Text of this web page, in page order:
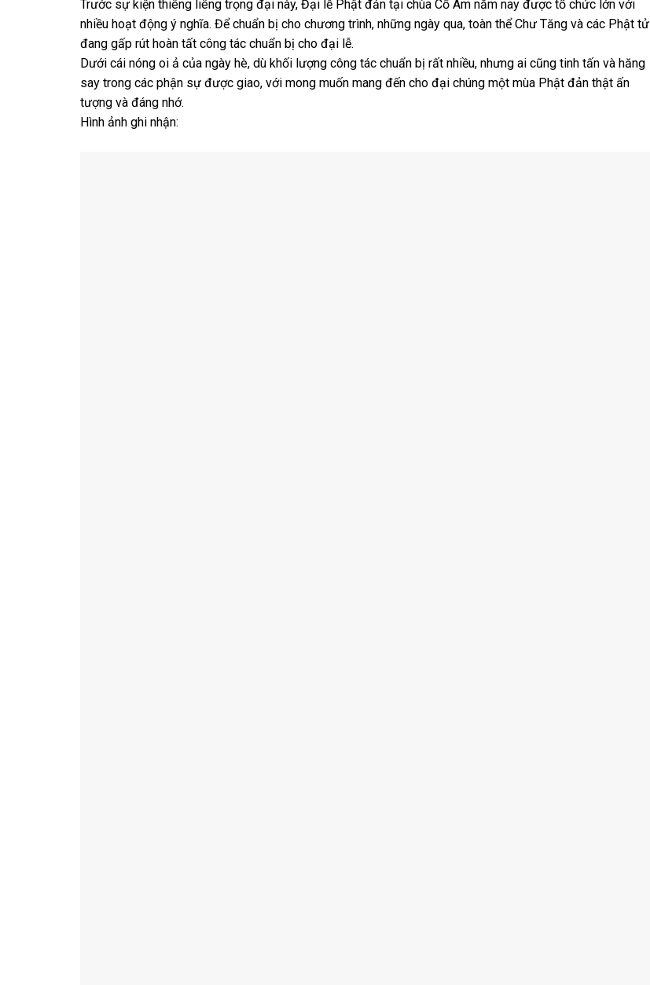
Trước sự kiện thiêng liêng trọng đại này, Đại lễ Phật đản tại chùa Cổ Am năm nay được tổ chức lớn với
nhiều hoạt động ý nghĩa. Để chuẩn bị cho chương trình, những ngày qua, toàn thể Chư Tăng và các Phật tử
đang gấp rút hoàn tất công tác chuẩn bị cho đại lễ.
Dưới cái nóng oi ả của ngày hè, dù khối lượng công tác chuẩn bị rất nhiều, nhưng ai cũng tinh tấn và hăng
say trong các phận sự được giao, với mong muốn mang đến cho đại chúng một mùa Phật đản thật ấn
tượng và đáng nhớ.
Hình ảnh ghi nhận: